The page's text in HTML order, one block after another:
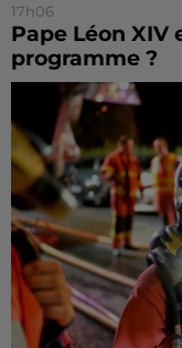
17h06
Pape Léon XIV
programme ?